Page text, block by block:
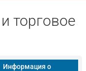
торговое
Информация о